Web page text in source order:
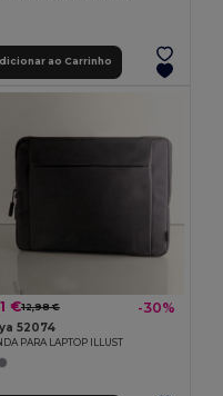
ao Carrinho
€12,98 € -30%
52074
PARA LAPTOP ILLUST